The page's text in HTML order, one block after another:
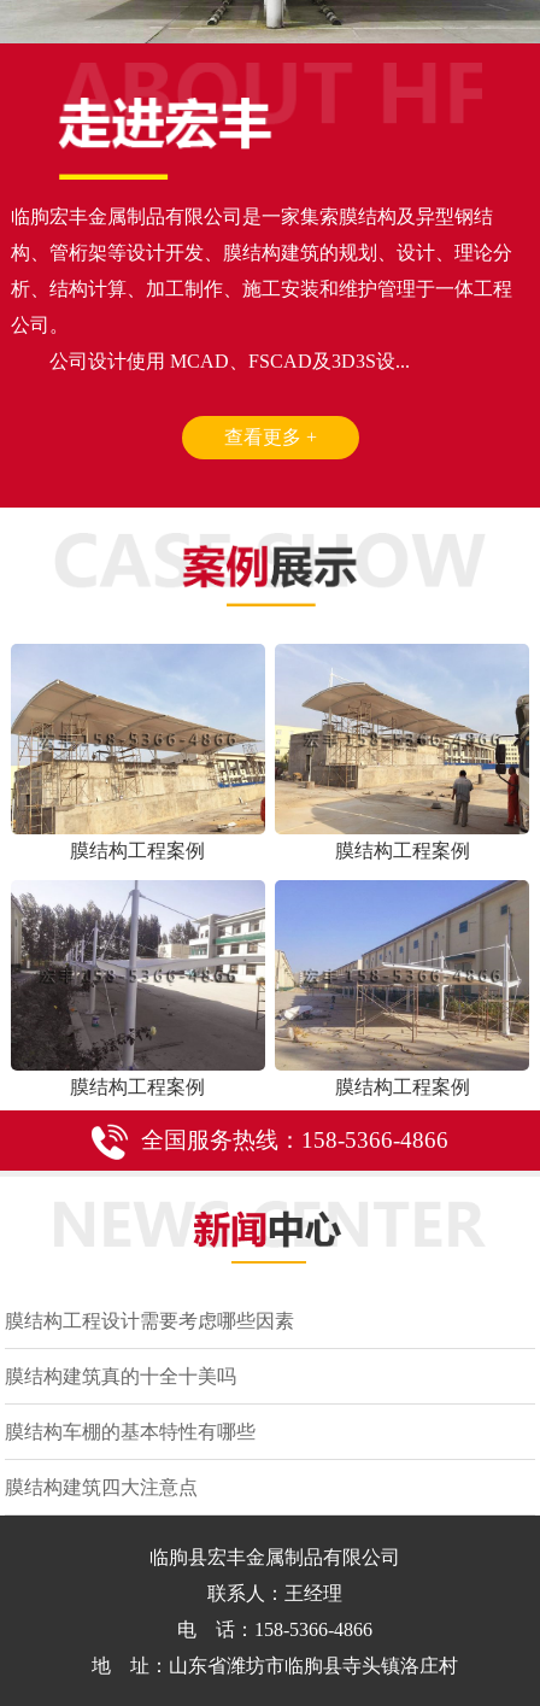
临朐宏丰金属制品有限公司是一家集索膜结构及异型钢结
构、管桁架等设计开发、膜结构建筑的规划、设计、理论分
析、结构计算、加工制作、施工安装和维护管理于一体工程
公司。
公司设计使用 MCAD、FSCAD及3D3S设...
查看更多 +
膜结构工程案例 膜结构工程案例
膜结构工程案例 膜结构工程案例
全国服务热线：158-5366-4866
膜结构工程设计需要考虑哪些因素
膜结构建筑真的十全十美吗
膜结构车棚的基本特性有哪些
膜结构建筑四大注意点
临朐县宏丰金属制品有限公司
联系人：王经理
电 话：158-5366-4866
地 址：山东省潍坊市临朐县寺头镇洛庄村